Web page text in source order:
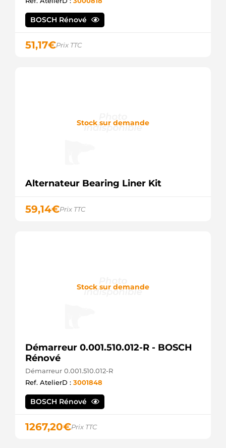
BOSCH Rénové
51,17€Prix TTC
Stock sur demande
Alternateur Bearing Liner Kit
59,14€Prix TTC
Stock sur demande
Démarreur 0.001.510.012-R - BOSCH
Rénové
Démarreur 0.001.510.012-R
Ref. AtelierD : 3001848
BOSCH Rénové
1267,20€Prix TTC